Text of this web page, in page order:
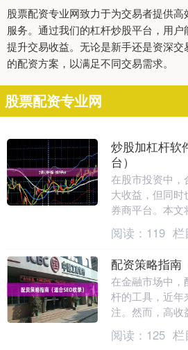
股票配资专业网致力于为交易者提供
服务。通过我们的杠杆炒股平台，用户
提升交易收益。无论是新手还是资深
的配资方案，以满足不同交易需求。
股票配资专业网
炒股加杠杆软
台）
在股市投资中，
大收益，但同
券商平台。本文
认证的炒股加杠
助您在风险可控
阅读： 119 栏
配资策略指南
在金融市场中，
杆的工具，近年
注。然而，高收
文旨在提供一份
指南，帮助投资
阅读： 125 栏